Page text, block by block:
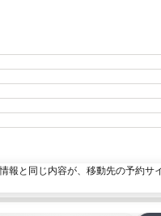
報と同じ内容が、移動先の予約サ